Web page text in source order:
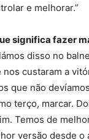
e melhorar.”
significa fazer
disso no
nos custaram a
que não
terço, marcar.
Temos de
versão desde o